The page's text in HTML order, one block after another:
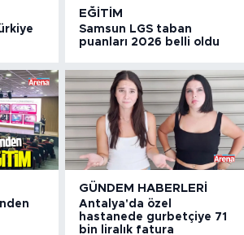
EĞITIM
Samsun LGS taban
puanları 2026 belli oldu
GÜNDEM HABERLERI
Antalya'da özel
hastanede gurbetçiye 71
bin liralık fatura